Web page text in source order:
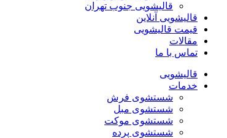
قالیشویی جنوب تهران
قالیشویی آنلاین
قیمت قالیشویی
مقالات
تماس با ما
قالیشویی
خدمات
شستشوی فرش
شستشوی مبل
شستشوی موکت
شستشوی پرده